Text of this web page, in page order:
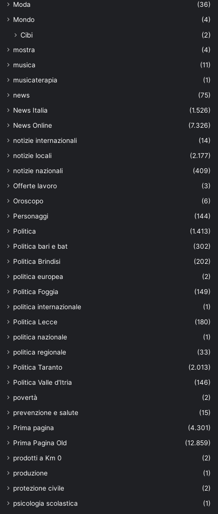
Moda
(36)
Mondo
(4)
Cibi (2)
mostra
(4)
musica
(11)
musicaterapia
(1)
news
(75)
News Italia
(1.526)
News Online
(7.326)
notizie internazionali
(14)
notizie locali
(2.177)
notizie nazionali
(409)
Offerte lavoro
(3)
Oroscopo
(6)
Personaggi
(144)
Politica
(1.413)
Politica bari e bat
(302)
Politica Brindisi
(202)
politica europea
(2)
Politica Foggia
(149)
politica internazionale
(1)
Politica Lecce
(180)
politica nazionale
(1)
politica regionale
(33)
Politica Taranto
(2.013)
Politica Valle d'Itria
(146)
povertà
(2)
prevenzione e salute
(15)
Prima pagina
(4.301)
Prima Pagina Old
(12.859)
prodotti a Km 0
(2)
produzione
(1)
protezione civile
(2)
psicologia scolastica
(1)